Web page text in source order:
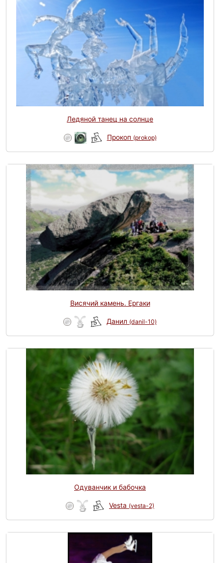
Ледяной танец на солнце
Прокоп (prokop)
Висячий камень. Ергаки
Данил (danil-10)
Одуванчик и бабочка
Vesta (vesta-2)